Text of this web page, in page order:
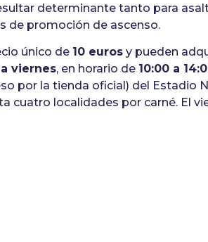
determinante tanto para
de promoción de ascenso.
único de 10 euros y pueden
viernes, en horario de 10:00 a
por la tienda oficial) del Estadio
cuatro localidades por carné. El